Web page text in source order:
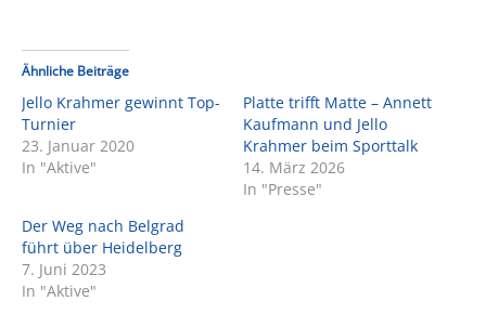
Ähnliche Beiträge
Jello Krahmer gewinnt Top-
Turnier
23. Januar 2020
In "Aktive"
Platte trifft Matte – Annett
Kaufmann und Jello
Krahmer beim Sporttalk
14. März 2026
In "Presse"
Der Weg nach Belgrad
führt über Heidelberg
7. Juni 2023
In "Aktive"